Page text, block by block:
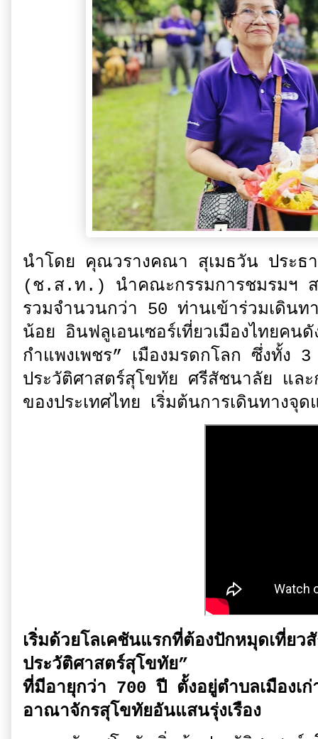
นำโดย คุณวรางคณา สุเมธวัน ประธา
(ช.ส.ท.) นำคณะกรรมการชมรมฯ ส
รวมจำนวนกว่า 50 ท่านเข้าร่วมเดิน
น้อย อินฟลูเอนเซอร์เที่ยวเมืองไทยคน
กำแพงเพชร” เมืองมรดกโลก ซึ่งทั้ง
ประวัติศาสตร์สุโขทัย ศรีสัชนาลัย แล
ของประเทศไทย เริ่มต้นการเดินทาง
เริ่มด้วยโลเคชันแรกที่ต้องปักหมุดเที่ย
ประวัติศาสตร์สุโขทัย”
ที่มีอายุกว่า 700 ปี ตั้งอยู่ตำบลเมืองเ
อาณาจักรสุโขทัยอันแสนรุ่งเรือง